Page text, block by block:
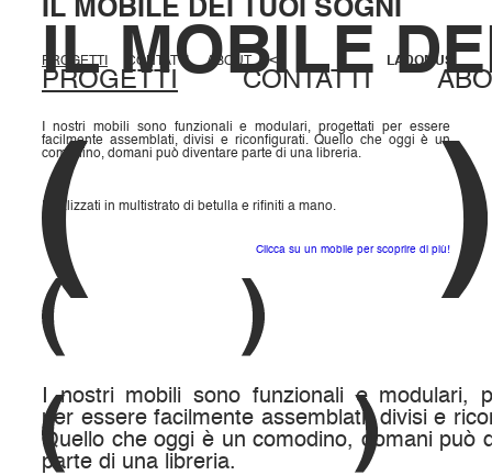
CONTATTI ABOUT
PROGETTI LADOMUS
<<
I nostri mobili sono funzionali e modulari, progettati per essere
facilmente assemblati, divisi e riconfigurati. Quello che oggi è un
comodino, domani può diventare parte di una libreria.
Realizzati in multistrato di betulla e rifiniti a mano.
IL MOBILE DEI TUOI SOGNI
Clicca su un mobile per scoprire di più!
CONTATTI
PROGETTI
I nostri mobili sono funzionali e modulari,
per essere facilmente assemblati, divisi e
Quello che oggi è un comodino, domani può
parte di una libreria.
IL MOBILE